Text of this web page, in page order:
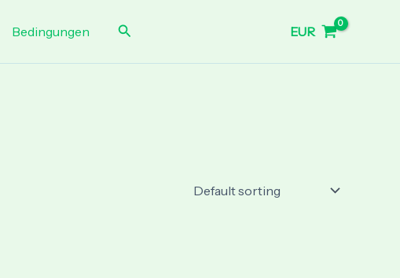
Bedingungen Search EUR